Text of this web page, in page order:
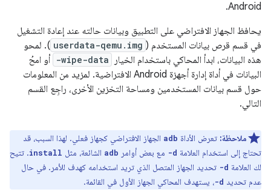
Android.
يحافظ الجهاز الافتراضي على التطبيق وبيانات حالته عند إعادة التشغيل
في قسم قرص بيانات المستخدم ( userdata-qemu.img ). لمحو
هذه البيانات، ابدأ المحاكي باستخدام الخيار
-wipe-data
أو امحُ
البيانات في أداة إدارة أجهزة Android الافتراضية. لمزيد من المعلومات
حول قسم بيانات المستخدمين ومساحة التخزين الأخرى، راجِع القسم
التالي.
ملاحظة: تعرض الأداة adb الجهاز الافتراضي كجهاز فعلي. لهذا السبب، قد
تحتاج إلى استخدام العلامة -d مع بعض أوامر adb الشائعة، مثل install. تتيح
لك العلامة -d تحديد الجهاز المتصل الذي تريد استخدامه كهدف للأمر. في حال
عدم تحديد -d، يستهدف المحاكي الجهاز الأول في القائمة.